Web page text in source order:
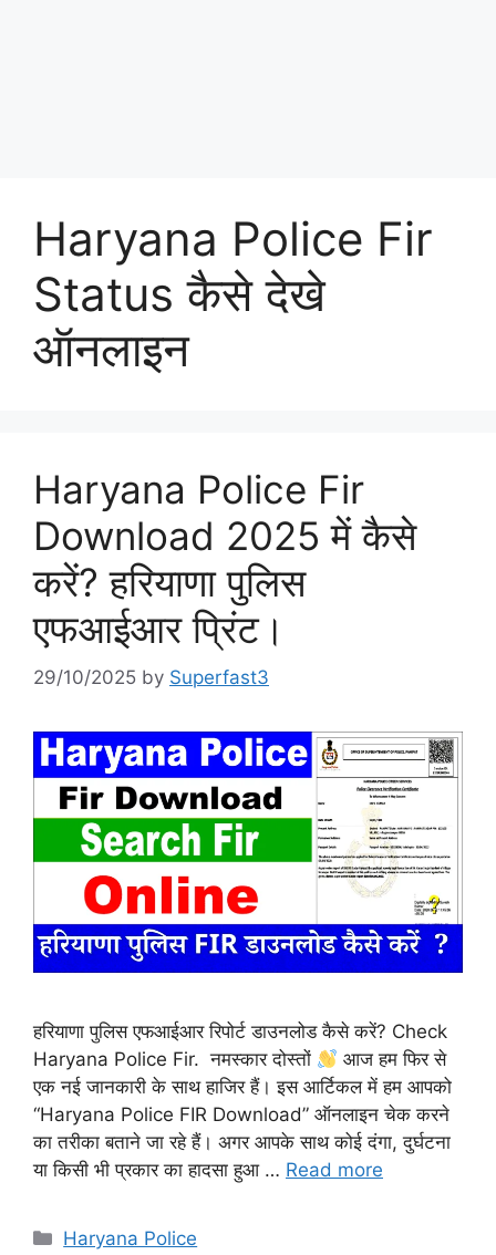
Haryana Police Fir
Status कैसे देखे
ऑनलाइन
Haryana Police Fir
Download 2025 में कैसे
करें? हरियाणा पुलिस
एफआईआर प्रिंट।
29/10/2025 by Superfast3
हरियाणा पुलिस एफआईआर रिपोर्ट डाउनलोड कैसे करें? Check
Haryana Police Fir. नमस्कार दोस्तों
आज हम फिर से
एक नई जानकारी के साथ हाजिर हैं। इस आर्टिकल में हम आपको
“Haryana Police FIR Download” ऑनलाइन चेक करने
का तरीका बताने जा रहे हैं। अगर आपके साथ कोई दंगा, दुर्घटना
या किसी भी प्रकार का हादसा हुआ … Read more
Categories
Haryana Police